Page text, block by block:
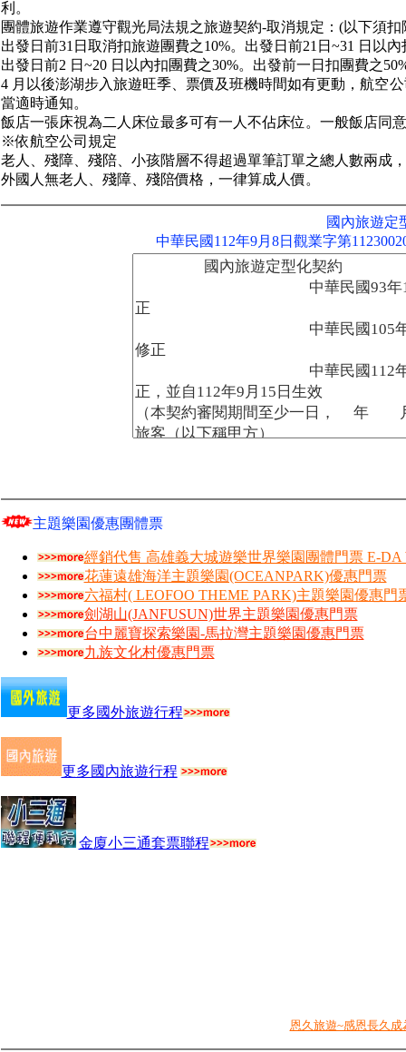
利。
團體旅遊作業遵守觀光局法規之旅遊契約-取消規定：(以下須
出發日前31日取消扣旅遊團費之10%。出發日前21日~31 日以內
出發日前2 日~20 日以內扣團費之30%。出發前一日扣團費之
4 月以後澎湖步入旅遊旺季、票價及班機時間如有更動，航空
當適時通知。
飯店一張床視為二人床位最多可有一人不佔床位。一般飯店同
※依航空公司規定
老人、殘障、殘陪、小孩階層不得超過單筆訂單之總人數兩成
外國人無老人、殘障、殘陪價格，一律算成人價。
國內旅遊定
中華民國112年9月8日觀業字第
主題樂園優惠團體票
經銷代售 高雄義大城遊樂世界樂園團體門票 E-DA
花蓮遠雄海洋主題樂園(OCEANPARK)優惠門票
六福村( LEOFOO THEME PARK)主題樂園優惠門
劍湖山(JANFUSUN)世界主題樂園優惠門票
台中麗寶探索樂園-馬拉灣主題樂園優惠門票
九族文化村優惠門票
更多國外旅遊行程
更多國內旅遊行程
金廈小三通套票聯程
恩久旅遊~感恩長久成